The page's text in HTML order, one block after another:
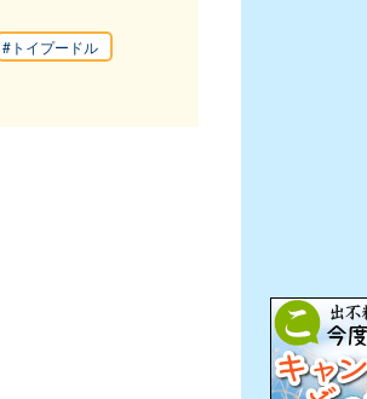
#トイプードル